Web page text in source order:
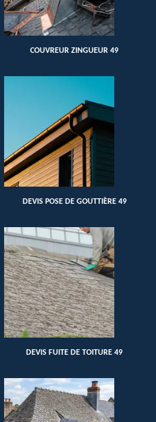
COUVREUR ZINGUEUR 49
DEVIS POSE DE GOUTTIÈRE 49
DEVIS FUITE DE TOITURE 49